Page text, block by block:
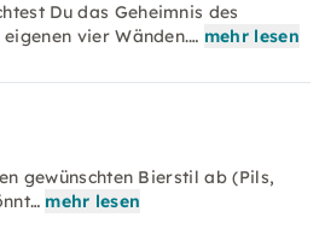
Du das Geheimnis des
vier Wänden.… mehr lesen
gewünschten Bierstil ab (Pils,
mehr lesen